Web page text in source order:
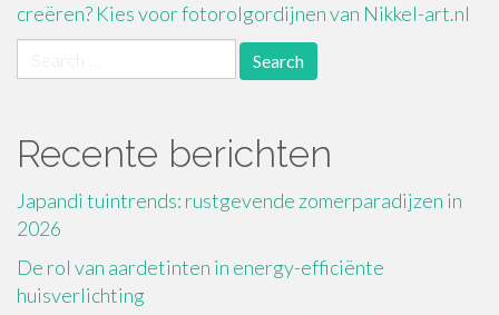
creëren? Kies voor fotorolgordijnen van Nikkel-art.nl
for:
Recente berichten
Japandi tuintrends: rustgevende zomerparadijzen in
2026
De rol van aardetinten in energy-efficiënte
huisverlichting